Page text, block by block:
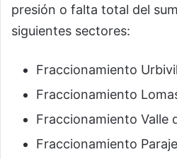
presión o falta total del
siguientes sectores:
Fraccionamiento
Fraccionamiento
Fraccionamiento Valle
Fraccionamiento